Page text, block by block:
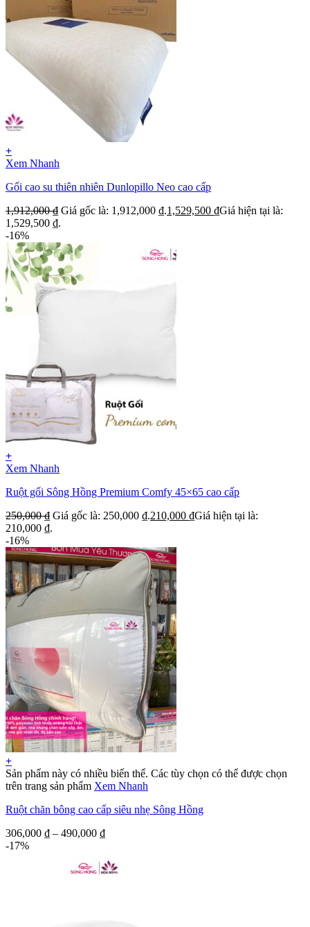
+
Xem Nhanh
Gối cao su thiên nhiên Dunlopillo Neo cao cấp
1,912,000₫ Giá gốc là: 1,912,000 ₫.1,529,500 ₫Giá hiện tại là:
1,529,500 ₫.
-16%
+
Xem Nhanh
Ruột gối Sông Hồng Premium Comfy 45×65 cao cấp
250,000₫ Giá gốc là: 250,000 ₫.210,000 ₫Giá hiện tại là:
210,000 ₫.
-16%
+
Sản phẩm này có nhiều biến thể. Các tùy chọn có thể được chọn
trên trang sản phẩm Xem Nhanh
Ruột chăn bông cao cấp siêu nhẹ Sông Hồng
306,000 ₫ – 490,000 ₫
-17%